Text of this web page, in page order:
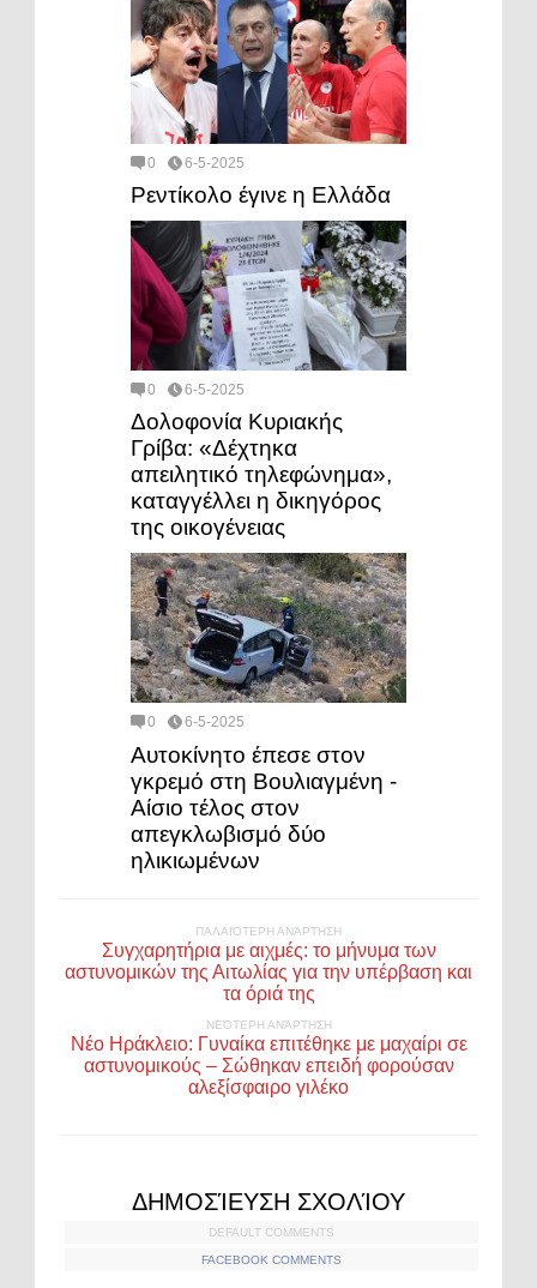
0 6-5-2025
Ρεντίκολο έγινε η Ελλάδα
0 6-5-2025
Δολοφονία Κυριακής
Γρίβα: «Δέχτηκα
απειλητικό τηλεφώνημα»,
καταγγέλλει η δικηγόρος
της οικογένειας
0 6-5-2025
Αυτοκίνητο έπεσε στον
γκρεμό στη Βουλιαγμένη -
Αίσιο τέλος στον
απεγκλωβισμό δύο
ηλικιωμένων
ΠΑΛΑΙΌΤΕΡΗ ΑΝΆΡΤΗΣΗ
Συγχαρητήρια με αιχμές: το μήνυμα των
αστυνομικών της Αιτωλίας για την υπέρβαση και
τα όριά της
ΝΕΌΤΕΡΗ ΑΝΆΡΤΗΣΗ
Νέο Ηράκλειο: Γυναίκα επιτέθηκε με μαχαίρι σε
αστυνομικούς – Σώθηκαν επειδή φορούσαν
αλεξίσφαιρο γιλέκο
ΔΗΜΟΣΊΕΥΣΗ ΣΧΟΛΊΟΥ
DEFAULT COMMENTS
FACEBOOK COMMENTS